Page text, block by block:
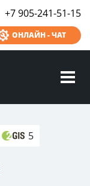
+7 905-241-51-15
ОНЛАЙН - ЧАТ
5